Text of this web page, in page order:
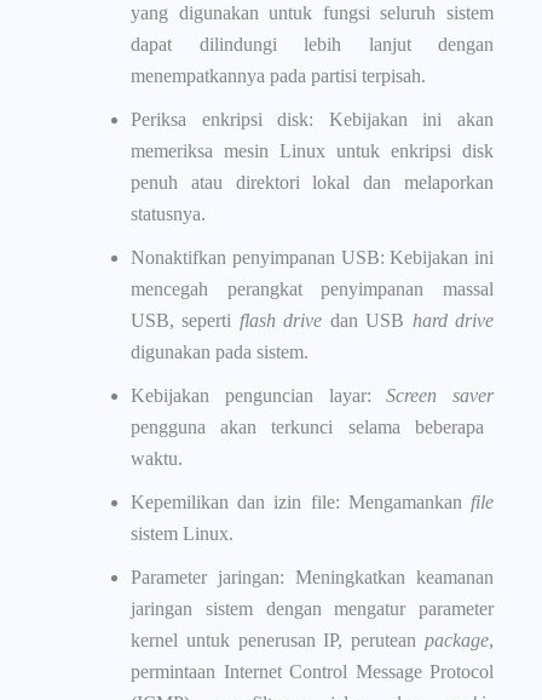
yang digunakan untuk fungsi seluruh sistem
dapat dilindungi lebih lanjut dengan
menempatkannya pada partisi terpisah.
Periksa enkripsi disk: Kebijakan ini akan
memeriksa mesin Linux untuk enkripsi disk
penuh atau direktori lokal dan melaporkan
statusnya.
Nonaktifkan penyimpanan USB: Kebijakan ini
mencegah perangkat penyimpanan massal
USB, seperti flash drive dan USB hard drive
digunakan pada sistem.
Kebijakan penguncian layar:Screen saver
pengguna akan terkunci selama beberapa
waktu.
Kepemilikan dan izin file: Mengamankan file
sistem Linux.
Parameter jaringan: Meningkatkan keamanan
jaringan sistem dengan mengatur parameter
kernel untuk penerusan IP, perutean package,
permintaan Internet Control Message Protocol